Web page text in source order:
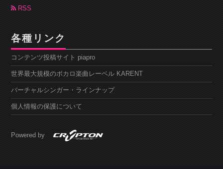
ブ RSS
各種リンク
コンテンツ投稿サイト piapro
世界最大規模のボカロ楽曲レーベル KARENT
バーチャルシンガー・ラインナップ
個人情報の保護について
Powered by